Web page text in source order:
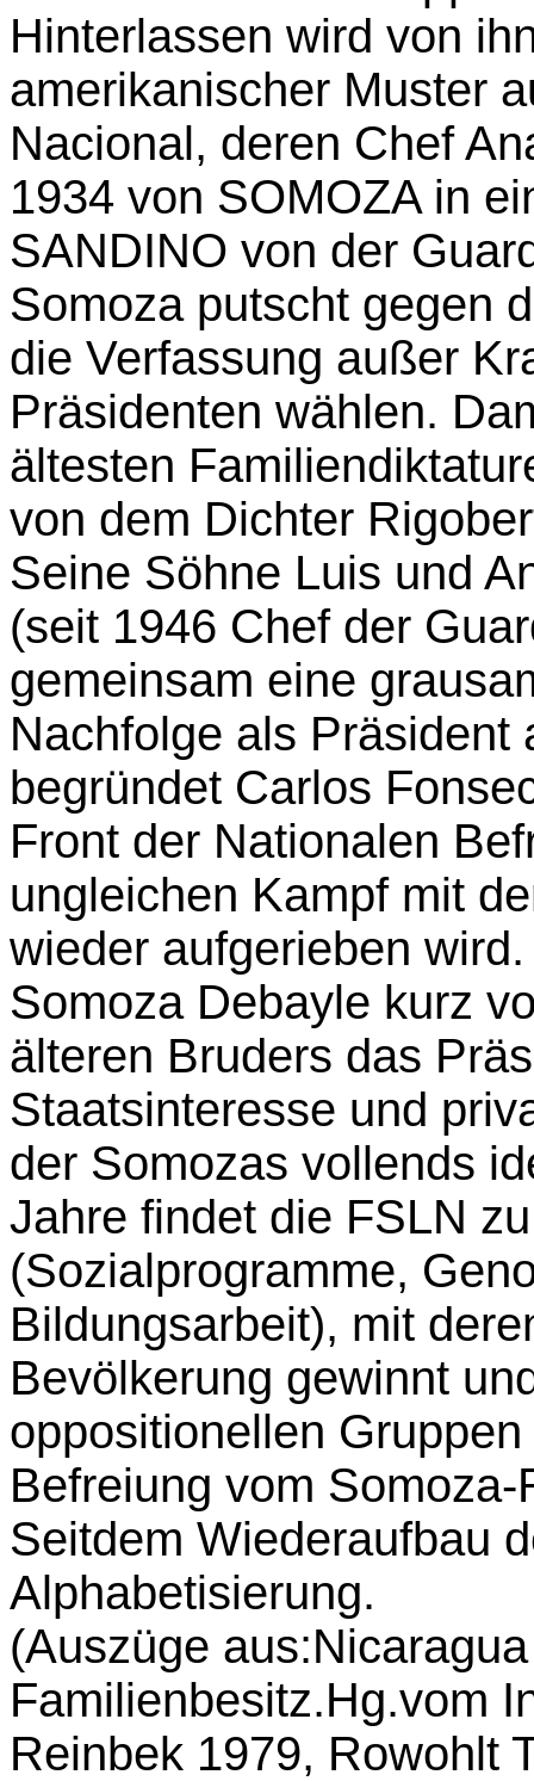
Hinterlassen wird von
amerikanischer Muster
Nacional, deren Chef
1934 von SOMOZA in
SANDINO von der
Somoza putscht gegen
die Verfassung außer
Präsidenten wählen.
ältesten
von dem Dichter
Seine Söhne Luis und
(seit 1946 Chef der
gemeinsam eine
Nachfolge als Präsident
begründet Carlos
Front der Nationalen
ungleichen Kampf mit
wieder aufgerieben
Somoza Debayle kurz
älteren Bruders das
Staatsinteresse und
der Somozas vollends
Jahre findet die FSLN
(Sozialprogramme,
Bildungsarbeit), mit
Bevölkerung gewinnt
oppositionellen
Befreiung vom
Seitdem Wiederaufbau
Alphabetisierung.
(Auszüge
Familienbesitz.Hg.vom
Reinbek 1979, Rowohlt